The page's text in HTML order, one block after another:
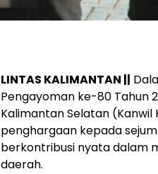
LINTAS KALIMANTAN ||
Pengayoman ke-80 Tahun
Kalimantan Selatan
penghargaan kepada
berkontribusi nyata dalam
daerah.